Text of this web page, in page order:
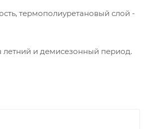
термополиуретановый слой -
летний и демисезонный период.